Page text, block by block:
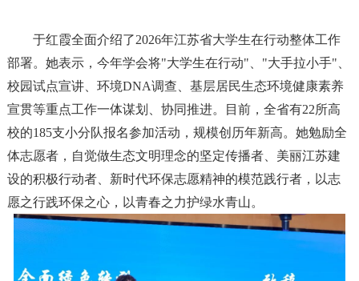
于红霞全面介绍了2026年江苏省大学生在行动整体工作
部署。她表示，今年学会将"大学生在行动"、"大手拉小手"、
校园试点宣讲、环境DNA调查、基层居民生态环境健康素养
宣贯等重点工作一体谋划、协同推进。目前，全省有22所高
校的185支小分队报名参加活动，规模创历年新高。她勉励全
体志愿者，自觉做生态文明理念的坚定传播者、美丽江苏建
设的积极行动者、新时代环保志愿精神的模范践行者，以志
愿之行践环保之心，以青春之力护绿水青山。